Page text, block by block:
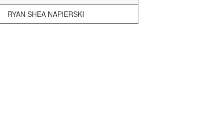
RYAN SHEA NAPIERSKI